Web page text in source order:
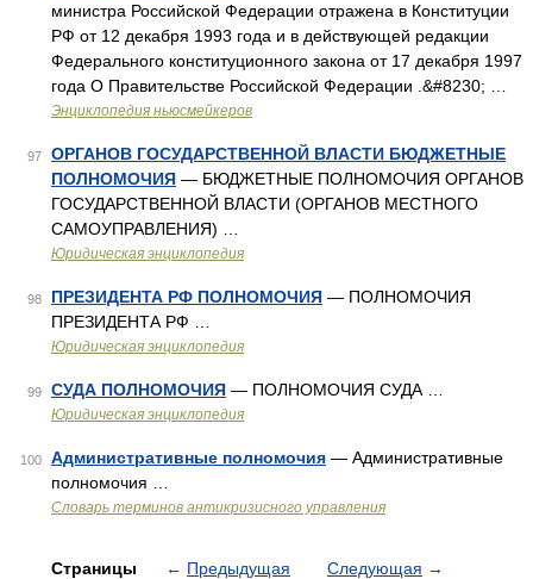
министра Российской Федерации отражена в Конституции
РФ от 12 декабря 1993 года и в действующей редакции
Федерального конституционного закона от 17 декабря 1997
года О Правительстве Российской Федерации .&#8230; …
Энциклопедия ньюсмейкеров
97
ОРГАНОВ ГОСУДАРСТВЕННОЙ ВЛАСТИ БЮДЖЕТНЫЕ
ПОЛНОМОЧИЯ — БЮДЖЕТНЫЕ ПОЛНОМОЧИЯ ОРГАНОВ
ГОСУДАРСТВЕННОЙ ВЛАСТИ (ОРГАНОВ МЕСТНОГО
САМОУПРАВЛЕНИЯ) …
Юридическая энциклопедия
98 ПРЕЗИДЕНТА РФ ПОЛНОМОЧИЯ — ПОЛНОМОЧИЯ
ПРЕЗИДЕНТА РФ …
Юридическая энциклопедия
99 СУДА ПОЛНОМОЧИЯ — ПОЛНОМОЧИЯ СУДА …
Юридическая энциклопедия
100 Административные полномочия — Административные
полномочия …
Словарь терминов антикризисного управления
Страницы ← Предыдущая Следующая →